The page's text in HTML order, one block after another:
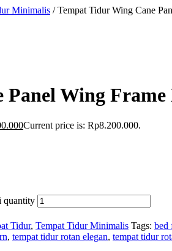
Minimalis /Tempat Tidur Wing Cane
Panel Wing
Current price is: Rp8.200.000.
quantity
Tidur, Tempat Tidur Minimalis Tags: bed
, tempat tidur rotan elegan, tempat tidur